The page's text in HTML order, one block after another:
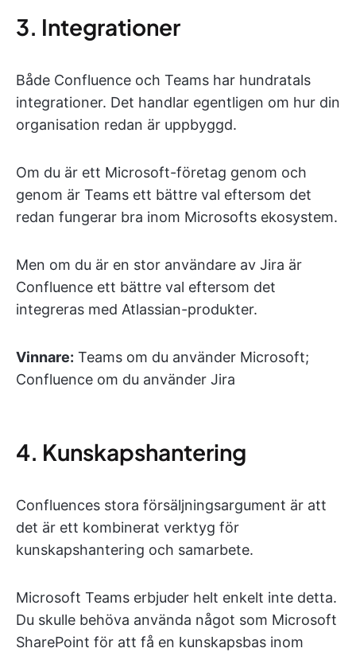
3. Integrationer
Både Confluence och Teams har hundratals
integrationer. Det handlar egentligen om hur din
organisation redan är uppbyggd.
Om du är ett Microsoft-företag genom och
genom är Teams ett bättre val eftersom det
redan fungerar bra inom Microsofts ekosystem.
Men om du är en stor användare av Jira är
Confluence ett bättre val eftersom det
integreras med Atlassian-produkter.
Vinnare: Teams om du använder Microsoft;
Confluence om du använder Jira
4. Kunskapshantering
Confluences stora försäljningsargument är att
det är ett kombinerat verktyg för
kunskapshantering och samarbete.
Microsoft Teams erbjuder helt enkelt inte detta.
Du skulle behöva använda något som Microsoft
SharePoint för att få en kunskapsbas inom